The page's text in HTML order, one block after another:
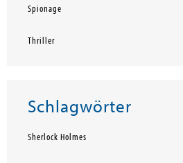
Spionage
Thriller
Schlagwörter
Sherlock Holmes